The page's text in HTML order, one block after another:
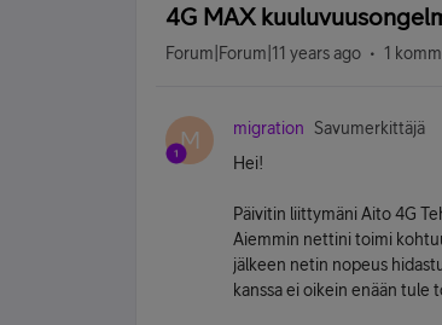
4G MAX
Forum|Forum|11 years ago 1
M migration
Savumerkittäjä
Hei!
Päivitin liittymäni Aito 4G
Aiemmin nettini toimi
jälkeen netin nopeus
kanssa ei oikein enään tule